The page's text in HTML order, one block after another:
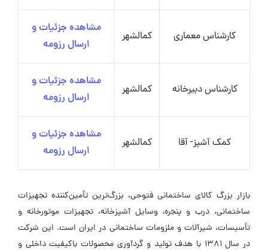
کارشناس معماری کمالشهر
مشاهده جزئیات و
ارسال رزومه
کارشناس دبیرخانه کمالشهر
مشاهده جزئیات و
ارسال رزومه
کمک آشپز- آقا کمالشهر
مشاهده جزئیات و
ارسال رزومه
بازار بزرگ کالای ساختمانی فتوحی، بزرگ‌ترین تأمین‌کننده تجهیزات
ساختمانی، درب و پنجره، وسایل آشپزخانه، تجهیزات موتورخانه و
تأسیسات، شیرآلات و ملزومات ساختمانی در ایران است. این شرکت
در سال ۱۳۸۱ با هدف تولید و گردآوری محصولات باکیفیت داخلی و